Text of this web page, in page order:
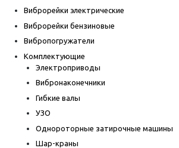
Виброрейки электрические
Виброрейки бензиновые
Вибропогружатели
Комплектующие
Электроприводы
Вибронаконечники
Гибкие валы
УЗО
Однороторные затирочные машины
Шар-краны